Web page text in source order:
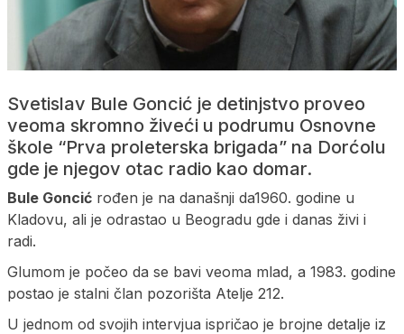
Svetislav Bule Goncić je detinjstvo proveo
veoma skromno živeći u podrumu Osnovne
škole “Prva proleterska brigada” na Dorćolu
gde je njegov otac radio kao domar.
Bule Goncić rođen je na današnji da1960. godine u
Kladovu, ali je odrastao u Beogradu gde i danas živi i
radi.
Glumom je počeo da se bavi veoma mlad, a 1983. godine
postao je stalni član pozorišta Atelje 212.
U jednom od svojih intervjua ispričao je brojne detalje iz